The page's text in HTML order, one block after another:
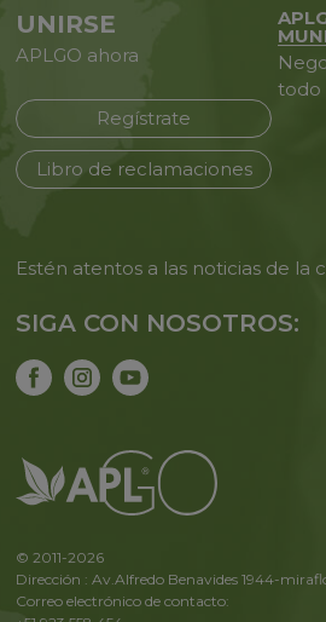
UNIRSE
APLGO ahora
Regístrate
Libro de reclamaciones
todo
Estén atentos a las noticias de la
SIGA CON NOSOTROS:
© 2011-2026
Dirección : Av.Alfredo Benavides 1944-
Correo electrónico de contacto: